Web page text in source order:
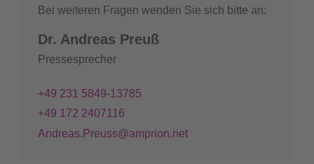
Bei weiteren Fragen wenden Sie sich bitte an:
Dr. Andreas Preuß
Pressesprecher
+49 231 5849-13785
+49 172 2407116
Andreas.Preuss@amprion.net